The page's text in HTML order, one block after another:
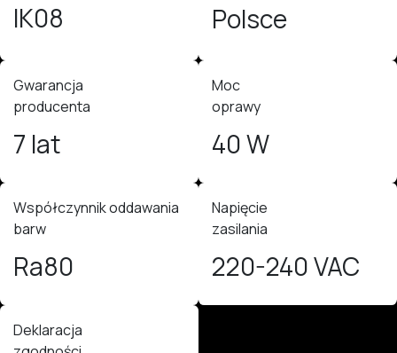
IK08 Polsce
Gwarancja
producenta
7 lat
Moc
oprawy
40 W
Współczynnik oddawania
barw
Ra80
Napięcie
zasilania
220-240 VAC
Deklaracja